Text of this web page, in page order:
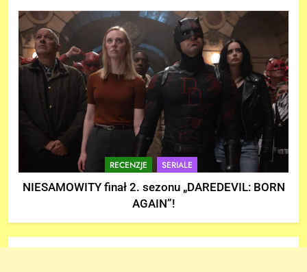
RECENZJE SERIALE
NIESAMOWITY finał 2. sezonu „DAREDEVIL: BORN
AGAIN”!